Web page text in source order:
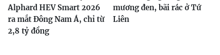
Alphard HEV Smart 2026
ra mắt Đông Nam Á, chỉ từ
2,8 tỷ đồng
mương đen, bãi rác ở Tứ
Liên